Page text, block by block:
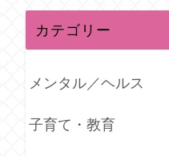
カテゴリー
メンタル／ヘルス
子育て・教育